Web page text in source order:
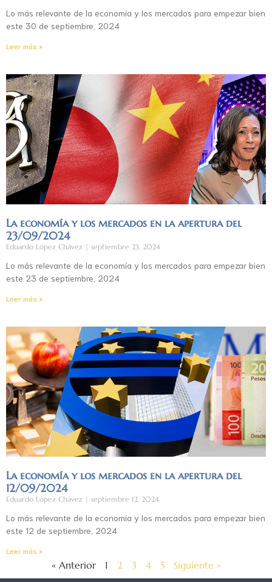
Lo más relevante de la economía y los mercados para empezar bien
este 30 de septiembre, 2024
Leer más »
La economía y los mercados en la apertura del
23/09/2024
Eduardo López Chávez septiembre 23, 2024
Lo más relevante de la economía y los mercados para empezar bien
este 23 de septiembre, 2024
Leer más »
La economía y los mercados en la apertura del
12/09/2024
Eduardo López Chávez septiembre 12, 2024
Lo más relevante de la economía y los mercados para empezar bien
este 12 de septiembre, 2024
Leer más »
« Anterior 1 2 3 4 5 Siguiente »